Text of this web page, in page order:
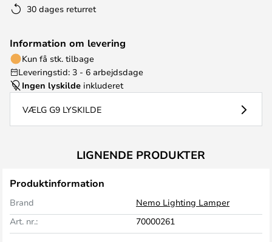
30 dages returret
Information om levering
Kun få stk. tilbage
Leveringstid: 3 - 6 arbejdsdage
Ingen lyskilde inkluderet
VÆLG G9 LYSKILDE
LIGNENDE PRODUKTER
Produktinformation
Brand
Nemo Lighting Lamper
Art. nr.:
70000261